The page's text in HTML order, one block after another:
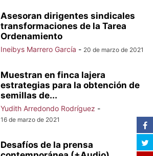
Asesoran dirigentes sindicales
transformaciones de la Tarea
Ordenamiento
Ineibys Marrero García - 20 de marzo de 2021
Muestran en finca lajera
estrategias para la obtención de
semillas de...
Yudith Arredondo Rodríguez -
16 de marzo de 2021
Desafíos de la prensa